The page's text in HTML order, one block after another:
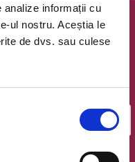
analize informații cu
ul nostru. Aceștia le
de dvs. sau culese
cu cele mai noi